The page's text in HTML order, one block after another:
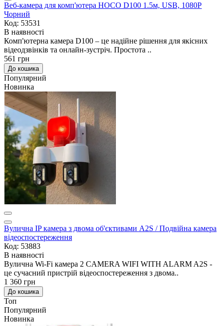
Веб-камера для комп'ютера HOCO D100 1.5м, USB, 1080P
Чорний
Код: 53531
В наявності
Комп'ютерна камера D100 – це надійне рішення для якісних
відеодзвінків та онлайн-зустріч. Простота ..
561 грн
До кошика
Популярний
Новинка
Вулична IP камера з двома об'єктивами A2S / Подвійна камера
відеоспостереження
Код: 53883
В наявності
Вулична Wi-Fi камера 2 CAMERA WIFI WITH ALARM A2S -
це сучасний пристрій відеоспостереження з двома..
1 360 грн
До кошика
Топ
Популярний
Новинка